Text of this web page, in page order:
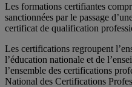
Les formations certifiantes
sanctionnées par le passage
certificat de qualification
Les certifications regroupent
l’éducation nationale et de
l’ensemble des certifications
National des Certifications